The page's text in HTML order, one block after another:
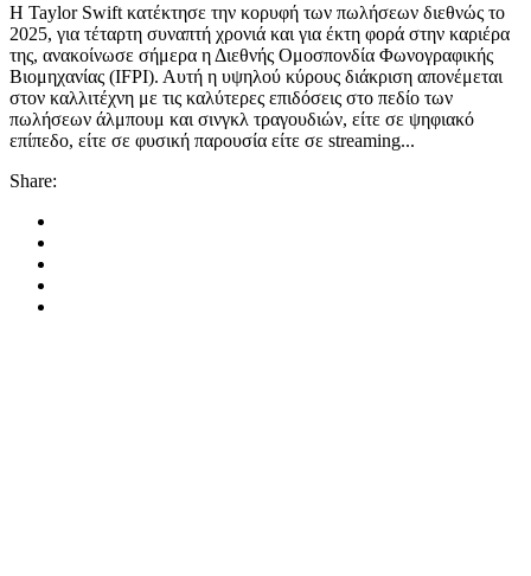
H Taylor Swift κατέκτησε την κορυφή των πωλήσεων διεθνώς το
2025, για τέταρτη συναπτή χρονιά και για έκτη φορά στην καριέρα
της, ανακοίνωσε σήμερα η Διεθνής Ομοσπονδία Φωνογραφικής
Βιομηχανίας (IFPI). Αυτή η υψηλού κύρους διάκριση απονέμεται
στον καλλιτέχνη με τις καλύτερες επιδόσεις στο πεδίο των
πωλήσεων άλμπουμ και σινγκλ τραγουδιών, είτε σε ψηφιακό
επίπεδο, είτε σε φυσική παρουσία είτε σε streaming...
Share: